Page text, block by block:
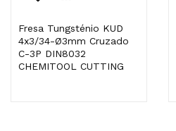
Fresa Tungsténio KUD
4x3/34-Ø3mm Cruzado
C-3P DIN8032
CHEMITOOL CUTTING